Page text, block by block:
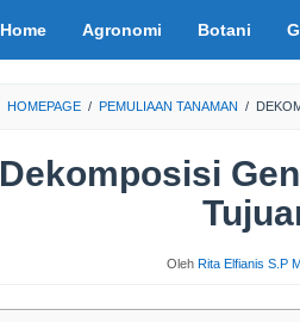
Home Agronomi Botani
HOMEPAGE / PEMULIAAN TANAMAN /
Dekomposisi
Oleh Rita Elfianis S.P